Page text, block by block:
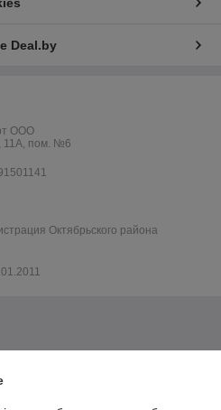
Deal.by
ООО
11А, пом. №6
Октябрьского района